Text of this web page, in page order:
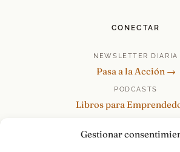
Gestionar
CONECTAR
NEWSLETTER DIARIA
Pasa a la Acción →
PODCASTS
Libros para
re:Invéntate /